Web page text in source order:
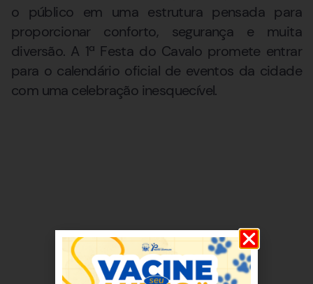
o público em uma estrutura pensada para
proporcionar conforto, segurança e muita
diversão. A 1ª Festa do Cavalo promete entrar
para o calendário oficial de eventos da cidade
com uma celebração inesquecível.